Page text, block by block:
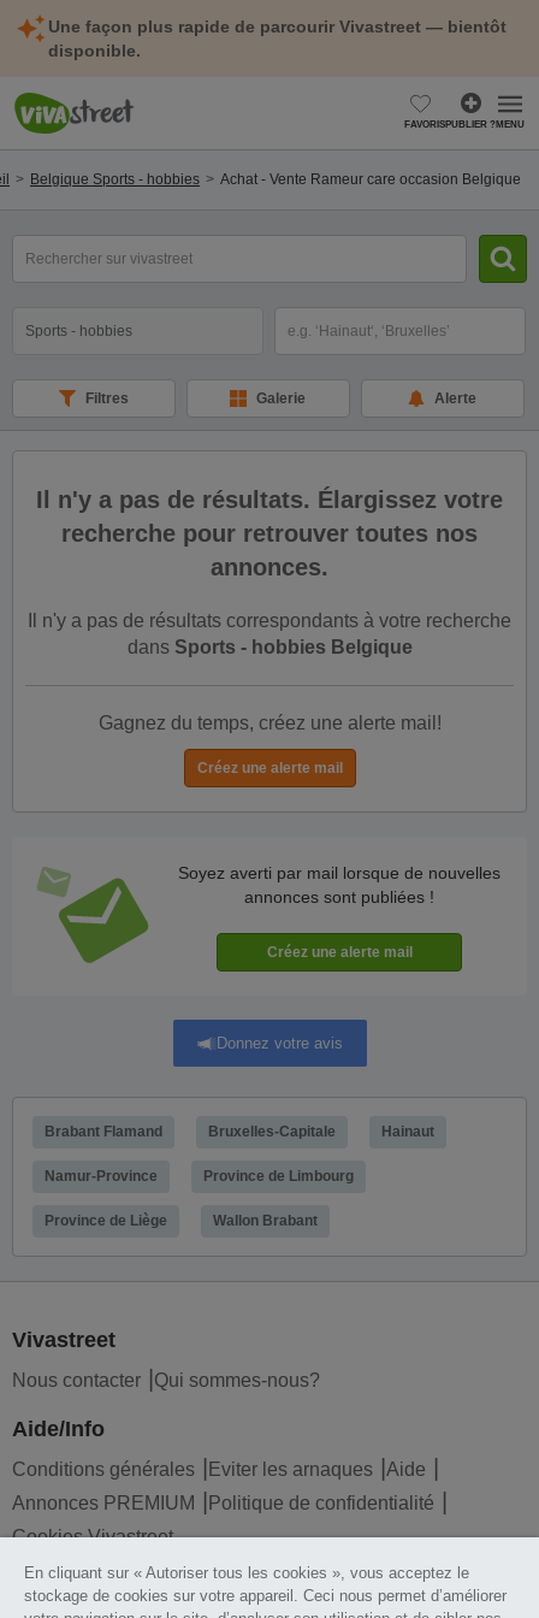
Une façon plus rapide de parcourir Vivastreet — bientôt
disponible.
FAVORISPUBLIER ?MENU
Belgique Sports - hobbies Achat - Vente Rameur care occasion Belgique
clé(s)
Filtres Galerie Alerte
Il n'y a pas de résultats. Élargissez votre
recherche pour retrouver toutes nos
annonces.
Il n'y a pas de résultats correspondants à votre recherche
dans Sports - hobbies Belgique
Gagnez du temps, créez une alerte mail!
Soyez averti par mail lorsque de nouvelles
annonces sont publiées !
Donnez votre avis
Brabant Flamand Bruxelles-Capitale Hainaut
Namur-Province Province de Limbourg
Province de Liège Wallon Brabant
Vivastreet
Nous contacter Qui sommes-nous?
Aide/Info
Conditions générales Eviter les arnaques
Aide
Annonces PREMIUM
Politique de confidentialité
Cookies Vivastreet
Liens utiles
En cliquant sur « Autoriser tous les cookies », vous acceptez le
stockage de cookies sur votre appareil. Ceci nous permet d’améliorer